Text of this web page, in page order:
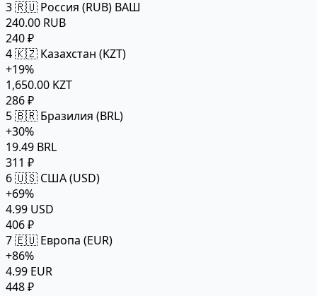
3🇷🇺 Россия (RUB) ВАШ
240.00 RUB
240 ₽
4🇰🇿 Казахстан (KZT)
+19%
1,650.00 KZT
286 ₽
5🇧🇷 Бразилия (BRL)
+30%
19.49 BRL
311 ₽
6🇺🇸 США (USD)
+69%
4.99 USD
406 ₽
7🇪🇺 Европа (EUR)
+86%
4.99 EUR
448 ₽